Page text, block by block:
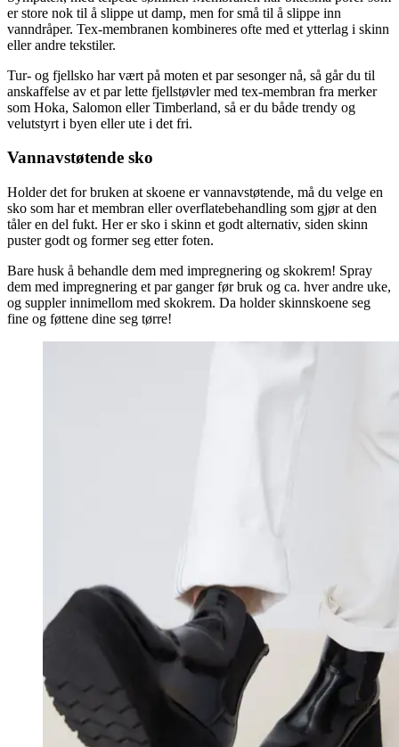
er store nok til å slippe ut damp, men for små til å slippe inn
vanndråper. Tex-membranen kombineres ofte med et ytterlag i skinn
eller andre tekstiler.
Tur- og fjellsko har vært på moten et par sesonger nå, så går du til
anskaffelse av et par lette fjellstøvler med tex-membran fra merker
som Hoka, Salomon eller Timberland, så er du både trendy og
velutstyrt i byen eller ute i det fri.
Vannavstøtende sko
Holder det for bruken at skoene er vannavstøtende, må du velge en
sko som har et membran eller overflatebehandling som gjør at den
tåler en del fukt. Her er sko i skinn et godt alternativ, siden skinn
puster godt og former seg etter foten.
Bare husk å behandle dem med impregnering og skokrem! Spray
dem med impregnering et par ganger før bruk og ca. hver andre uke,
og suppler innimellom med skokrem. Da holder skinnskoene seg
fine og føttene dine seg tørre!